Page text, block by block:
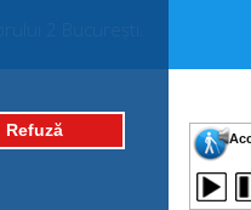
Refuză
2 București.